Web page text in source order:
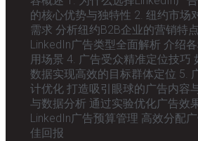
的核心优势与独特性 2. 纽约市场
需求 分析纽约B2B企业的营销特
LinkedIn广告类型全面解析 介绍
用场景 4. 广告受众精准定位技巧
数据实现高效的目标群体定位 5.
计优化 打造吸引眼球的广告内容
与数据分析 通过实验优化广告效
LinkedIn广告预算管理 高效分配
佳回报